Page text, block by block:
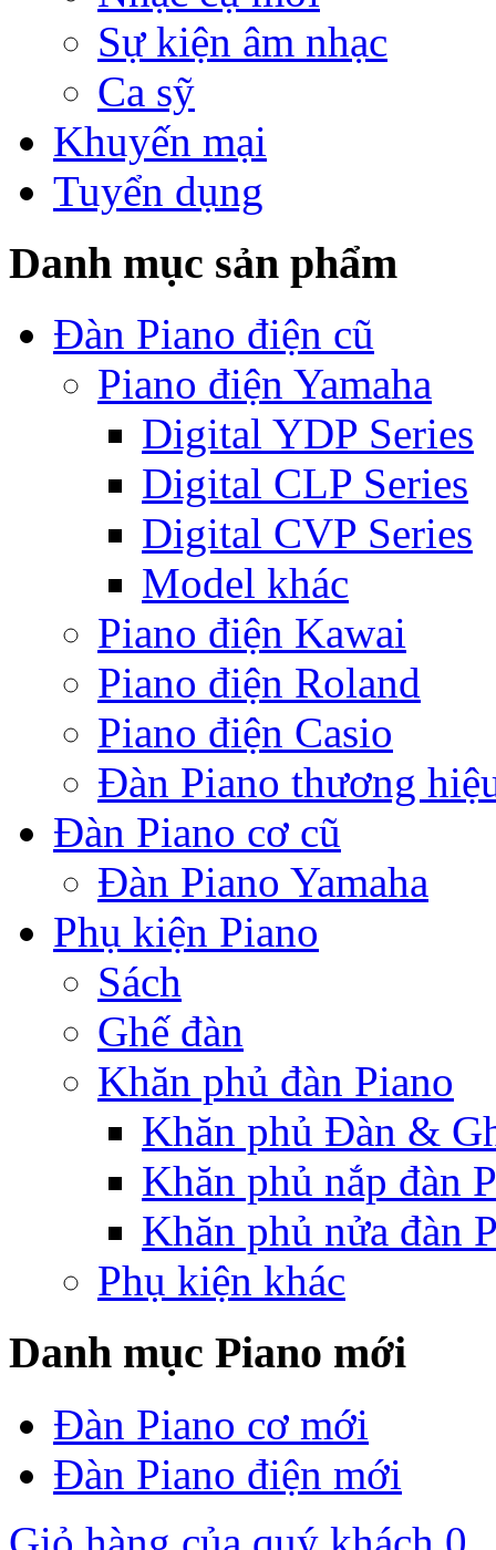
Sự kiện âm nhạc
Ca sỹ
Khuyến mại
Tuyển dụng
Danh mục sản phẩm
Đàn Piano điện cũ
Piano điện Yamaha
Digital YDP Series
Digital CLP Series
Digital CVP Series
Model khác
Piano điện Kawai
Piano điện Roland
Piano điện Casio
Đàn Piano thương
Đàn Piano cơ cũ
Đàn Piano Yamaha
Phụ kiện Piano
Sách
Ghế đàn
Khăn phủ đàn Piano
Khăn phủ Đàn &
Khăn phủ nắp đàn
Khăn phủ nửa đàn
Phụ kiện khác
Danh mục Piano mới
Đàn Piano cơ mới
Đàn Piano điện mới